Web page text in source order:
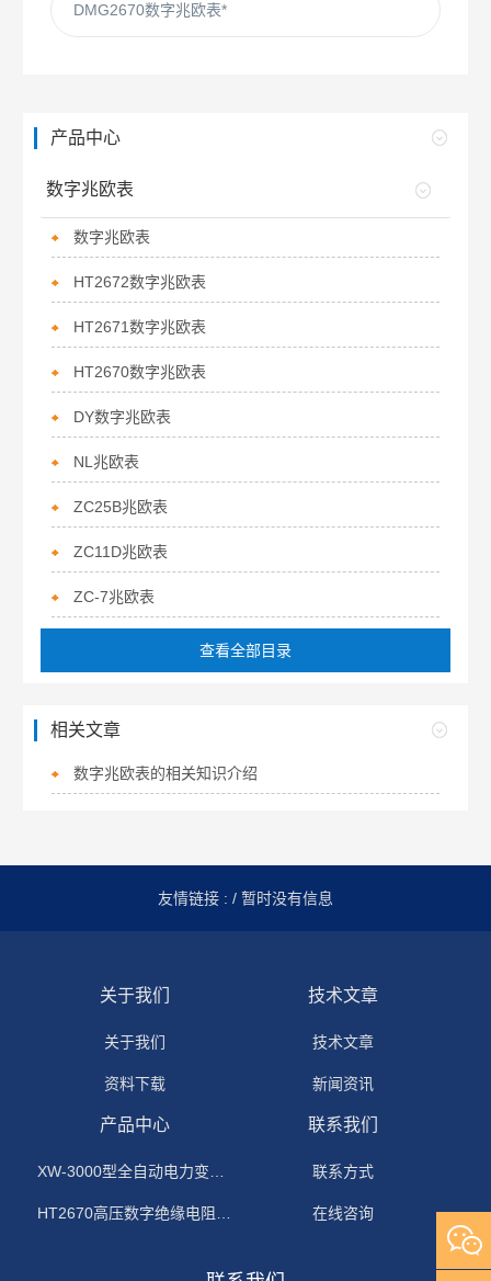
DMG2670数字兆欧表*
产品中心
数字兆欧表
数字兆欧表
HT2672数字兆欧表
HT2671数字兆欧表
HT2670数字兆欧表
DY数字兆欧表
NL兆欧表
ZC25B兆欧表
ZC11D兆欧表
ZC-7兆欧表
查看全部目录
相关文章
数字兆欧表的相关知识介绍
友情链接 : / 暂时没有信息
关于我们
关于我们
资料下载
技术文章
技术文章
新闻资讯
产品中心 联系我们
联系方式
在线咨询